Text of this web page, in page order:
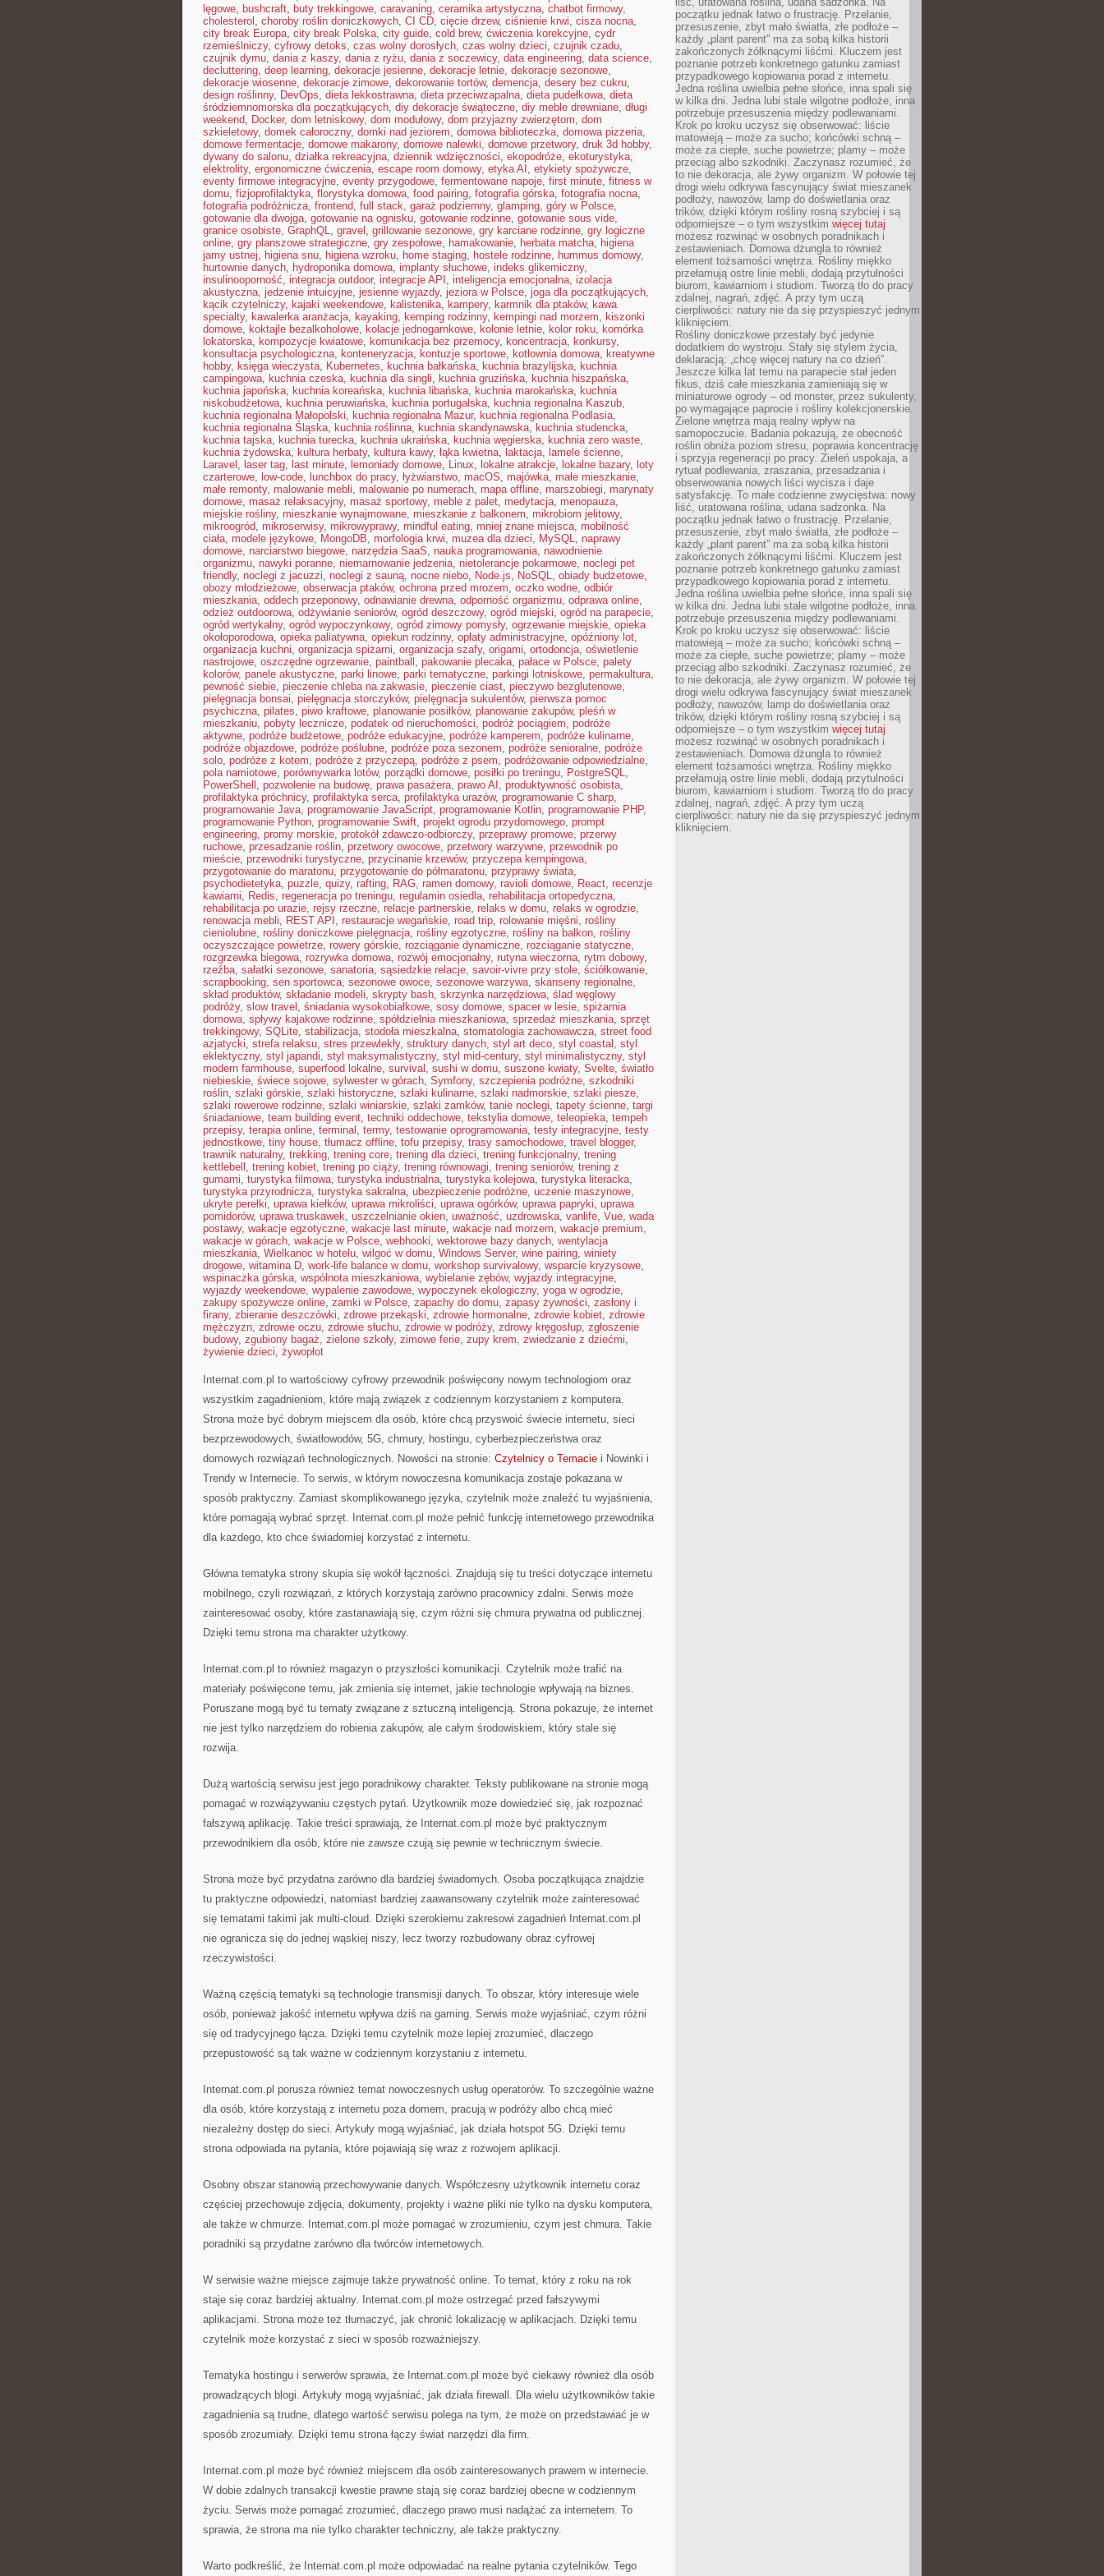
lęgowe, bushcraft, buty trekkingowe, caravaning, ceramika artystyczna, chatbot firmowy,
cholesterol , choroby roślin doniczkowych, CI CD, cięcie drzew, ciśnienie krwi, cisza nocna,
city break Europa, city break Polska, city guide, cold brew, ćwiczenia korekcyjne, cydr
rzemieślniczy, cyfrowy detoks, czas wolny dorosłych, czas wolny dzieci, czujnik czadu,
czujnik dymu, dania z kaszy, dania z ryżu, dania z soczewicy, data engineering, data science,
decluttering, deep learning, dekoracje jesienne, dekoracje letnie, dekoracje sezonowe,
dekoracje wiosenne, dekoracje zimowe, dekorowanie tortów, demencja, desery bez cukru,
design roślinny, DevOps, dieta lekkostrawna, dieta przeciwzapalna, dieta pudełkowa, dieta
śródziemnomorska dla początkujących, diy dekoracje świąteczne, diy meble drewniane, długi
weekend, Docker, dom letniskowy, dom modułowy, dom przyjazny zwierzętom, dom
szkieletowy, domek całoroczny, domki nad jeziorem, domowa biblioteczka, domowa pizzeria,
domowe fermentacje, domowe makarony, domowe nalewki, domowe przetwory, druk 3d hobby,
dywany do salonu, działka rekreacyjna, dziennik wdzięczności, ekopodróże, ekoturystyka,
elektrolity, ergonomiczne ćwiczenia, escape room domowy, etyka AI , etykiety spożywcze,
eventy firmowe integracyjne, eventy przygodowe, fermentowane napoje, first minute, fitness w
domu, fizjoprofilaktyka, florystyka domowa, food pairing, fotografia górska, fotografia nocna,
fotografia podróżnicza, frontend, full stack, garaż podziemny, glamping, góry w Polsce,
gotowanie dla dwojga, gotowanie na ognisku, gotowanie rodzinne, gotowanie sous vide,
granice osobiste, GraphQL, gravel , grillowanie sezonowe, gry karciane rodzinne, gry logiczne
online, gry planszowe strategiczne, gry zespołowe, hamakowanie, herbata matcha, higiena
jamy ustnej, higiena snu, higiena wzroku, home staging, hostele rodzinne, hummus domowy,
hurtownie danych, hydroponika domowa, implanty słuchowe, indeks glikemiczny,
insulinooporność, integracja outdoor, integracje API , inteligencja emocjonalna, izolacja
akustyczna, jedzenie intuicyjne, jesienne wyjazdy, jeziora w Polsce, joga dla początkujących,
kącik czytelniczy, kajaki weekendowe, kalistenika, kampery, karmnik dla ptaków, kawa
specialty, kawalerka aranżacja, kayaking, kemping rodzinny, kempingi nad morzem, kiszonki
domowe, koktajle bezalkoholowe, kolacje jednogarnkowe, kolonie letnie, kolor roku, komórka
lokatorska, kompozycje kwiatowe, komunikacja bez przemocy, koncentracja, konkursy,
konsultacja psychologiczna, konteneryzacja, kontuzje sportowe, kotłownia domowa, kreatywne
hobby, księga wieczysta, Kubernetes, kuchnia bałkańska, kuchnia brazylijska, kuchnia
campingowa, kuchnia czeska, kuchnia dla singli, kuchnia gruzińska, kuchnia hiszpańska,
kuchnia japońska, kuchnia koreańska, kuchnia libańska, kuchnia marokańska, kuchnia
niskobudżetowa, kuchnia peruwiańska, kuchnia portugalska, kuchnia regionalna Kaszub,
kuchnia regionalna Małopolski, kuchnia regionalna Mazur, kuchnia regionalna Podlasia,
kuchnia regionalna Śląska, kuchnia roślinna, kuchnia skandynawska, kuchnia studencka,
kuchnia tajska, kuchnia turecka, kuchnia ukraińska, kuchnia węgierska, kuchnia zero waste,
kuchnia żydowska, kultura herbaty, kultura kawy, łąka kwietna, laktacja, lamele ścienne,
Laravel , laser tag, last minute, lemoniady domowe, Linux, lokalne atrakcje, lokalne bazary, loty
czarterowe, low-code, lunchbox do pracy, łyżwiarstwo, macOS, majówka, małe mieszkanie,
małe remonty, malowanie mebli, malowanie po numerach, mapa offline, marszobiegi, marynaty
domowe, masaż relaksacyjny, masaż sportowy, meble z palet, medytacja, menopauza,
miejskie rośliny, mieszkanie wynajmowane, mieszkanie z balkonem, mikrobiom jelitowy,
mikroogród, mikroserwisy, mikrowyprawy, mindful eating, mniej znane miejsca, mobilność
ciała, modele językowe, MongoDB, morfologia krwi, muzea dla dzieci, MySQL, naprawy
domowe, narciarstwo biegowe, narzędzia SaaS, nauka programowania, nawodnienie
organizmu, nawyki poranne, niemarnowanie jedzenia, nietolerancje pokarmowe, noclegi pet
friendly, noclegi z jacuzzi, noclegi z sauną, nocne niebo, Node.js, NoSQL, obiady budżetowe,
obozy młodzieżowe, obserwacja ptaków, ochrona przed mrozem, oczko wodne, odbiór
mieszkania, oddech przeponowy, odnawianie drewna, odporność organizmu, odprawa online,
odzież outdoorowa, odżywianie seniorów, ogród deszczowy, ogród miejski, ogród na parapecie,
ogród wertykalny, ogród wypoczynkowy, ogród zimowy pomysły, ogrzewanie miejskie, opieka
okołoporodowa, opieka paliatywna, opiekun rodzinny, opłaty administracyjne, opóźniony lot,
organizacja kuchni, organizacja spiżarni, organizacja szafy, origami, ortodoncja, oświetlenie
nastrojowe, oszczędne ogrzewanie, paintball , pakowanie plecaka, pałace w Polsce, palety
kolorów, panele akustyczne, parki linowe, parki tematyczne, parkingi lotniskowe, permakultura,
pewność siebie, pieczenie chleba na zakwasie, pieczenie ciast, pieczywo bezglutenowe,
pielęgnacja bonsai, pielęgnacja storczyków, pielęgnacja sukulentów, pierwsza pomoc
psychiczna, pilates, piwo kraftowe, planowanie posiłków, planowanie zakupów, pleśń w
mieszkaniu, pobyty lecznicze, podatek od nieruchomości, podróż pociągiem, podróże
aktywne, podróże budżetowe, podróże edukacyjne, podróże kamperem, podróże kulinarne,
podróże objazdowe, podróże poślubne, podróże poza sezonem, podróże senioralne, podróże
solo, podróże z kotem, podróże z przyczepą, podróże z psem, podróżowanie odpowiedzialne,
pola namiotowe, porównywarka lotów, porządki domowe, posiłki po treningu, PostgreSQL,
PowerShell , pozwolenie na budowę, prawa pasażera, prawo AI , produktywność osobista,
profilaktyka próchnicy, profilaktyka serca, profilaktyka urazów, programowanie C sharp,
programowanie Java, programowanie JavaScript, programowanie Kotlin, programowanie PHP,
programowanie Python, programowanie Swift, projekt ogrodu przydomowego, prompt
engineering, promy morskie, protokół zdawczo-odbiorczy, przeprawy promowe, przerwy
ruchowe, przesadzanie roślin, przetwory owocowe, przetwory warzywne, przewodnik po
mieście, przewodniki turystyczne, przycinanie krzewów, przyczepa kempingowa,
przygotowanie do maratonu, przygotowanie do półmaratonu, przyprawy świata,
psychodietetyka, puzzle, quizy, rafting, RAG, ramen domowy, ravioli domowe, React, recenzje
kawiarni, Redis, regeneracja po treningu, regulamin osiedla, rehabilitacja ortopedyczna,
rehabilitacja po urazie, rejsy rzeczne, relacje partnerskie, relaks w domu, relaks w ogrodzie,
renowacja mebli, REST API , restauracje wegańskie, road trip, rolowanie mięśni, rośliny
cieniolubne, rośliny doniczkowe pielęgnacja, rośliny egzotyczne, rośliny na balkon, rośliny
oczyszczające powietrze, rowery górskie, rozciąganie dynamiczne, rozciąganie statyczne,
rozgrzewka biegowa, rozrywka domowa, rozwój emocjonalny, rutyna wieczorna, rytm dobowy,
rzeźba, sałatki sezonowe, sanatoria, sąsiedzkie relacje, savoir-vivre przy stole, ściółkowanie,
scrapbooking, sen sportowca, sezonowe owoce, sezonowe warzywa, skanseny regionalne,
skład produktów, składanie modeli, skrypty bash, skrzynka narzędziowa, ślad węglowy
podróży, slow travel , śniadania wysokobiałkowe, sosy domowe, spacer w lesie, spiżarnia
domowa, spływy kajakowe rodzinne, spółdzielnia mieszkaniowa, sprzedaż mieszkania, sprzęt
trekkingowy, SQLite, stabilizacja, stodoła mieszkalna, stomatologia zachowawcza, street food
azjatycki, strefa relaksu, stres przewlekły, struktury danych, styl art deco, styl coastal , styl
eklektyczny, styl japandi, styl maksymalistyczny, styl mid-century, styl minimalistyczny, styl
modern farmhouse, superfood lokalne, survival , sushi w domu, suszone kwiaty, Svelte, światło
niebieskie, świece sojowe, sylwester w górach, Symfony, szczepienia podróżne, szkodniki
roślin, szlaki górskie, szlaki historyczne, szlaki kulinarne, szlaki nadmorskie, szlaki piesze,
szlaki rowerowe rodzinne, szlaki winiarskie, szlaki zamków, tanie noclegi, tapety ścienne, targi
śniadaniowe, team building event, techniki oddechowe, tekstylia domowe, teleopieka, tempeh
przepisy, terapia online, terminal , termy, testowanie oprogramowania, testy integracyjne, testy
jednostkowe, tiny house, tłumacz offline, tofu przepisy, trasy samochodowe, travel blogger,
trawnik naturalny, trekking, trening core, trening dla dzieci, trening funkcjonalny, trening
kettlebell , trening kobiet, trening po ciąży, trening równowagi, trening seniorów, trening z
gumami, turystyka filmowa, turystyka industrialna, turystyka kolejowa, turystyka literacka,
turystyka przyrodnicza, turystyka sakralna, ubezpieczenie podróżne, uczenie maszynowe,
ukryte perełki, uprawa kiełków, uprawa mikroliści, uprawa ogórków, uprawa papryki, uprawa
pomidorów, uprawa truskawek, uszczelnianie okien, uważność, uzdrowiska, vanlife, Vue, wada
postawy, wakacje egzotyczne, wakacje last minute, wakacje nad morzem, wakacje premium,
wakacje w górach, wakacje w Polsce, webhooki, wektorowe bazy danych, wentylacja
mieszkania, Wielkanoc w hotelu, wilgoć w domu, Windows Server, wine pairing, winiety
drogowe, witamina D, work-life balance w domu, workshop survivalowy, wsparcie kryzysowe,
wspinaczka górska, wspólnota mieszkaniowa, wybielanie zębów, wyjazdy integracyjne,
wyjazdy weekendowe, wypalenie zawodowe, wypoczynek ekologiczny, yoga w ogrodzie,
zakupy spożywcze online, zamki w Polsce, zapachy do domu, zapasy żywności, zasłony i
firany, zbieranie deszczówki, zdrowe przekąski, zdrowie hormonalne, zdrowie kobiet, zdrowie
mężczyzn, zdrowie oczu, zdrowie słuchu, zdrowie w podróży, zdrowy kręgosłup, zgłoszenie
budowy, zgubiony bagaż, zielone szkoły, zimowe ferie, zupy krem, zwiedzanie z dziećmi,
żywienie dzieci, żywopłot
Internat.com.pl to wartościowy cyfrowy przewodnik poświęcony nowym technologiom oraz
wszystkim zagadnieniom, które mają związek z codziennym korzystaniem z komputera.
Strona może być dobrym miejscem dla osób, które chcą przyswoić świecie internetu, sieci
bezprzewodowych, światłowodów, 5G, chmury, hostingu, cyberbezpieczeństwa oraz
domowych rozwiązań technologicznych. Nowości na stronie: Czytelnicy o Temacie i Nowinki i
Trendy w Internecie. To serwis, w którym nowoczesna komunikacja zostaje pokazana w
sposób praktyczny. Zamiast skomplikowanego języka, czytelnik może znaleźć tu wyjaśnienia,
które pomagają wybrać sprzęt. Internat.com.pl może pełnić funkcję internetowego przewodnika
dla każdego, kto chce świadomiej korzystać z internetu.
Główna tematyka strony skupia się wokół łączności. Znajdują się tu treści dotyczące internetu
mobilnego, czyli rozwiązań, z których korzystają zarówno pracownicy zdalni. Serwis może
zainteresować osoby, które zastanawiają się, czym różni się chmura prywatna od publicznej.
Dzięki temu strona ma charakter użytkowy.
Internat.com.pl to również magazyn o przyszłości komunikacji. Czytelnik może trafić na
materiały poświęcone temu, jak zmienia się internet, jakie technologie wpływają na biznes.
Poruszane mogą być tu tematy związane z sztuczną inteligencją. Strona pokazuje, że internet
nie jest tylko narzędziem do robienia zakupów, ale całym środowiskiem, który stale się
rozwija.
Dużą wartością serwisu jest jego poradnikowy charakter. Teksty publikowane na stronie mogą
pomagać w rozwiązywaniu częstych pytań. Użytkownik może dowiedzieć się, jak rozpoznać
fałszywą aplikację. Takie treści sprawiają, że Internat.com.pl może być praktycznym
przewodnikiem dla osób, które nie zawsze czują się pewnie w technicznym świecie.
Strona może być przydatna zarówno dla bardziej świadomych. Osoba początkująca znajdzie
tu praktyczne odpowiedzi, natomiast bardziej zaawansowany czytelnik może zainteresować
się tematami takimi jak multi-cloud. Dzięki szerokiemu zakresowi zagadnień Internat.com.pl
nie ogranicza się do jednej wąskiej niszy, lecz tworzy rozbudowany obraz cyfrowej
rzeczywistości.
Ważną częścią tematyki są technologie transmisji danych. To obszar, który interesuje wiele
osób, ponieważ jakość internetu wpływa dziś na gaming. Serwis może wyjaśniać, czym różni
się od tradycyjnego łącza. Dzięki temu czytelnik może lepiej zrozumieć, dlaczego
przepustowość są tak ważne w codziennym korzystaniu z internetu.
Internat.com.pl porusza również temat nowoczesnych usług operatorów. To szczególnie ważne
dla osób, które korzystają z internetu poza domem, pracują w podróży albo chcą mieć
niezależny dostęp do sieci. Artykuły mogą wyjaśniać, jak działa hotspot 5G. Dzięki temu
strona odpowiada na pytania, które pojawiają się wraz z rozwojem aplikacji.
Osobny obszar stanowią przechowywanie danych. Współczesny użytkownik internetu coraz
częściej przechowuje zdjęcia, dokumenty, projekty i ważne pliki nie tylko na dysku komputera,
ale także w chmurze. Internat.com.pl może pomagać w zrozumieniu, czym jest chmura. Takie
poradniki są przydatne zarówno dla twórców internetowych.
W serwisie ważne miejsce zajmuje także prywatność online. To temat, który z roku na rok
staje się coraz bardziej aktualny. Internat.com.pl może ostrzegać przed fałszywymi
aplikacjami. Strona może też tłumaczyć, jak chronić lokalizację w aplikacjach. Dzięki temu
czytelnik może korzystać z sieci w sposób rozważniejszy.
Tematyka hostingu i serwerów sprawia, że Internat.com.pl może być ciekawy również dla osób
prowadzących blogi. Artykuły mogą wyjaśniać, jak działa firewall. Dla wielu użytkowników takie
zagadnienia są trudne, dlatego wartość serwisu polega na tym, że może on przedstawiać je w
sposób zrozumiały. Dzięki temu strona łączy świat narzędzi dla firm.
Internat.com.pl może być również miejscem dla osób zainteresowanych prawem w internecie.
W dobie zdalnych transakcji kwestie prawne stają się coraz bardziej obecne w codziennym
życiu. Serwis może pomagać zrozumieć, dlaczego prawo musi nadążać za internetem. To
sprawia, że strona ma nie tylko charakter techniczny, ale także praktyczny.
Warto podkreślić, że Internat.com.pl może odpowiadać na realne pytania czytelników. Tego
początku jednak łatwo o frustrację. Przelanie,
przesuszenie, zbyt mało światła, złe podłoże –
każdy „plant parent” ma za sobą kilka historii
zakończonych żółknącymi liśćmi. Kluczem jest
poznanie potrzeb konkretnego gatunku zamiast
przypadkowego kopiowania porad z internetu.
Jedna roślina uwielbia pełne słońce, inna spali się
w kilka dni. Jedna lubi stale wilgotne podłoże, inna
potrzebuje przesuszenia między podlewaniami.
Krok po kroku uczysz się obserwować: liście
matowieją – może za sucho; końcówki schną –
może za ciepłe, suche powietrze; plamy – może
przeciąg albo szkodniki. Zaczynasz rozumieć, że
to nie dekoracja, ale żywy organizm. W połowie tej
drogi wielu odkrywa fascynujący świat mieszanek
podłoży, nawozów, lamp do doświetlania oraz
trików, dzięki którym rośliny rosną szybciej i są
odporniejsze – o tym wszystkim więcej tutaj
możesz rozwinąć w osobnych poradnikach i
zestawieniach. Domowa dżungla to również
element tożsamości wnętrza. Rośliny miękko
przełamują ostre linie mebli, dodają przytulności
biurom, kawiarniom i studiom. Tworzą tło do pracy
zdalnej, nagrań, zdjęć. A przy tym uczą
cierpliwości: natury nie da się przyspieszyć jednym
kliknięciem.
Rośliny doniczkowe przestały być jedynie
dodatkiem do wystroju. Stały się stylem życia,
deklaracją: „chcę więcej natury na co dzień”.
Jeszcze kilka lat temu na parapecie stał jeden
fikus, dziś całe mieszkania zamieniają się w
miniaturowe ogrody – od monster, przez sukulenty,
po wymagające paprocie i rośliny kolekcjonerskie.
Zielone wnętrza mają realny wpływ na
samopoczucie. Badania pokazują, że obecność
roślin obniża poziom stresu, poprawia koncentrację
i sprzyja regeneracji po pracy. Zieleń uspokaja, a
rytuał podlewania, zraszania, przesadzania i
obserwowania nowych liści wycisza i daje
satysfakcję. To małe codzienne zwycięstwa: nowy
liść, uratowana roślina, udana sadzonka. Na
początku jednak łatwo o frustrację. Przelanie,
przesuszenie, zbyt mało światła, złe podłoże –
każdy „plant parent” ma za sobą kilka historii
zakończonych żółknącymi liśćmi. Kluczem jest
poznanie potrzeb konkretnego gatunku zamiast
przypadkowego kopiowania porad z internetu.
Jedna roślina uwielbia pełne słońce, inna spali się
w kilka dni. Jedna lubi stale wilgotne podłoże, inna
potrzebuje przesuszenia między podlewaniami.
Krok po kroku uczysz się obserwować: liście
matowieją – może za sucho; końcówki schną –
może za ciepłe, suche powietrze; plamy – może
przeciąg albo szkodniki. Zaczynasz rozumieć, że
to nie dekoracja, ale żywy organizm. W połowie tej
drogi wielu odkrywa fascynujący świat mieszanek
podłoży, nawozów, lamp do doświetlania oraz
trików, dzięki którym rośliny rosną szybciej i są
odporniejsze – o tym wszystkim więcej tutaj
możesz rozwinąć w osobnych poradnikach i
zestawieniach. Domowa dżungla to również
element tożsamości wnętrza. Rośliny miękko
przełamują ostre linie mebli, dodają przytulności
biurom, kawiarniom i studiom. Tworzą tło do pracy
zdalnej, nagrań, zdjęć. A przy tym uczą
cierpliwości: natury nie da się przyspieszyć jednym
kliknięciem.